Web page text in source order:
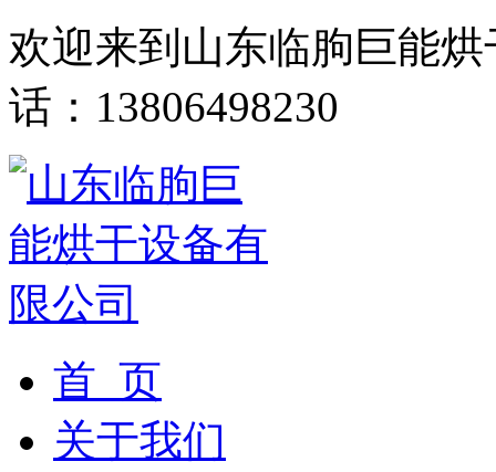
欢迎来到山东临朐巨能
话：13806498230
首 页
关于我们